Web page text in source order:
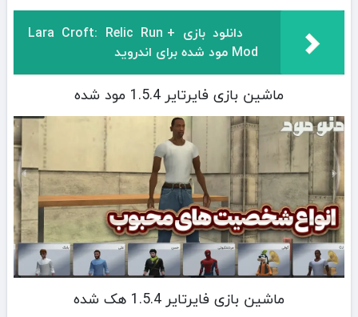
دانلود بازی Lara Croft: Relic Run +
Mod مود شده برای اندروید
‏‏‏‏‏‏‏‏‏‏‏‏‏ماشین بازی ‏‏‏‏‏‏‏فایرتایر 1.5.4 مود شده
‏‏‏‏‏‏‏‏‏‏‏‏‏ماشین بازی ‏‏‏‏‏‏‏فایرتایر 1.5.4 هک شده